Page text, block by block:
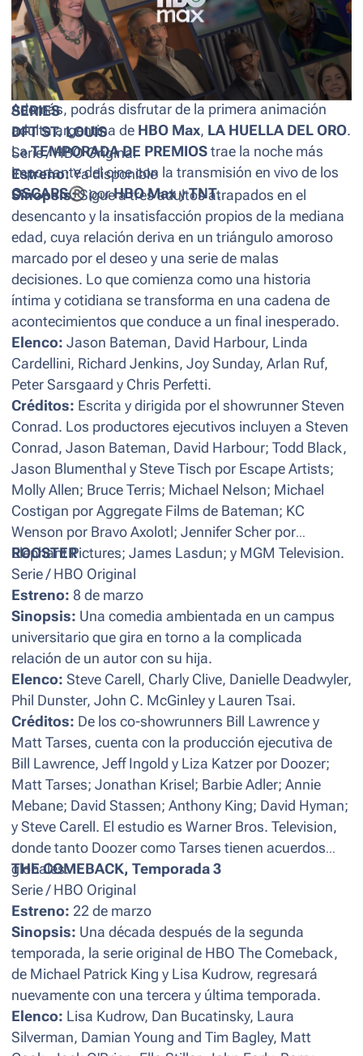
VENGAR, REPETIR,ALIEN: ROMULUS, EL PLANETA
DE LOS SIMIOS NUEVO REINO ,UNO: ENTRE EL
ORO Y LA MUERTEYANACONDA . También la
docuserie mexicana
LOS ASESINOS DE COLOSIOy
una nueva temporada de
SOBRE ESTA PIEL.
Además, podrás disfrutar de la primera animación
adulta argentina de HBO Max, LA HUELLA DEL ORO.
LaTEMPORADA DE PREMIOS trae la noche más
importante del cine con la transmisión en vivo de los
OSCARS® porHBO Max yTNT.
SERIES
DFT ST. LOUIS
Serie / HBO Original
Estreno:Ya disponible
Sinopsis:Sigue a tres adultos atrapados en el
desencanto y la insatisfacción propios de la mediana
edad, cuya relación deriva en un triángulo amoroso
marcado por el deseo y una serie de malas
decisiones. Lo que comienza como una historia
íntima y cotidiana se transforma en una cadena de
acontecimientos que conduce a un final inesperado.
Elenco: Jason Bateman, David Harbour, Linda
Cardellini, Richard Jenkins, Joy Sunday, Arlan Ruf,
Peter Sarsgaard y Chris Perfetti.
Créditos: Escrita y dirigida por el showrunner Steven
Conrad. Los productores ejecutivos incluyen a Steven
Conrad, Jason Bateman, David Harbour; Todd Black,
Jason Blumenthal y Steve Tisch por Escape Artists;
Molly Allen; Bruce Terris; Michael Nelson; Michael
Costigan por Aggregate Films de Bateman; KC
Wenson por Bravo Axolotl; Jennifer Scher por
Elephant Pictures; James Lasdun; y MGM Television.
ROOSTER
Serie / HBO Original
Estreno: 8 de marzo
Sinopsis: Una comedia ambientada en un campus
universitario que gira en torno a la complicada
relación de un autor con su hija.
Elenco: Steve Carell, Charly Clive, Danielle Deadwyler,
Phil Dunster, John C. McGinley y Lauren Tsai.
Créditos: De los co-showrunners Bill Lawrence y
Matt Tarses, cuenta con la producción ejecutiva de
Bill Lawrence, Jeff Ingold y Liza Katzer por Doozer;
Matt Tarses; Jonathan Krisel; Barbie Adler; Annie
Mebane; David Stassen; Anthony King; David Hyman;
y Steve Carell. El estudio es Warner Bros. Television,
donde tanto Doozer como Tarses tienen acuerdos
globales.
THE COMEBACK, Temporada 3
Serie / HBO Original
Estreno: 22 de marzo
Sinopsis: Una década después de la segunda
temporada, la serie original de HBO The Comeback,
de Michael Patrick King y Lisa Kudrow, regresará
nuevamente con una tercera y última temporada.
Elenco: Lisa Kudrow, Dan Bucatinsky, Laura
Silverman, Damian Young and Tim Bagley, Matt